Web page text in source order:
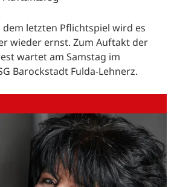
dem letzten Pflichtspiel wird es
wieder ernst. Zum Auftakt der
wartet am Samstag im
Barockstadt Fulda-Lehnerz.